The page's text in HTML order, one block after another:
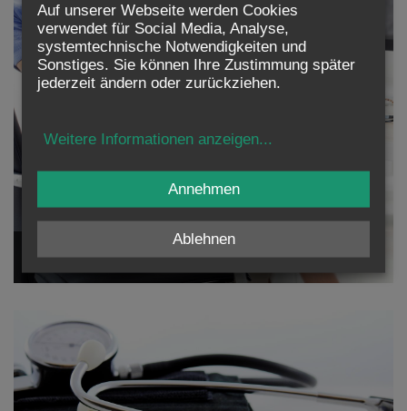
Trainingsgeräte für den Rücken
Auf unserer Webseite werden Cookies
verwendet für Social Media, Analyse,
systemtechnische Notwendigkeiten und
Sonstiges. Sie können Ihre Zustimmung später
jederzeit ändern oder zurückziehen.
Weitere Informationen anzeigen...
Ablehnen
Annehmen